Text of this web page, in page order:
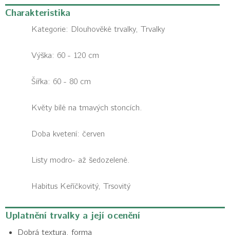
Charakteristika
Kategorie: Dlouhověké trvalky, Trvalky
Výška: 60 - 120 cm
Šířka: 60 - 80 cm
Květy bílé na tmavých stoncích.
Doba kvetení: červen
Listy modro- až šedozelené.
Habitus Keříčkovitý, Trsovitý
Uplatnění trvalky a její ocenění
Dobrá textura, forma